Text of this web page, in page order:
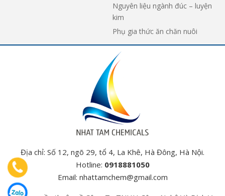
Nguyên liệu ngành đúc – luyện
kim
Phụ gia thức ăn chăn nuôi
Địa chỉ: Số 12, ngõ 29, tổ 4, La Khê, Hà Đông, Hà Nội.
Hotline: 0918881050
Email: nhattamchem@gmail.com